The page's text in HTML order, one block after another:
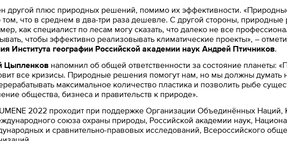
другой плюс природных решений, помимо их эффективности.
что в среднем в два-три раза дешевле. С другой стороны,
как специалист по лесам могу сказать, что далеко не все
чтобы эффективно реализовывать климатические проекты», –
Института географии Российской академии наук Андрей Птичников.
Цыпленков напомнил об общей ответственности за состояние планеты:
все кризисы. Природные решения помогут нам, но мы должны
максимальное количество пластика и позволить рыбе
общества, бизнеса и правительств к природе».
2022 проходит при поддержке Организации Объединённых Наций,
союза охраны природы, Российской академии наук,
и сравнительно-правовых исследований, Всероссийского